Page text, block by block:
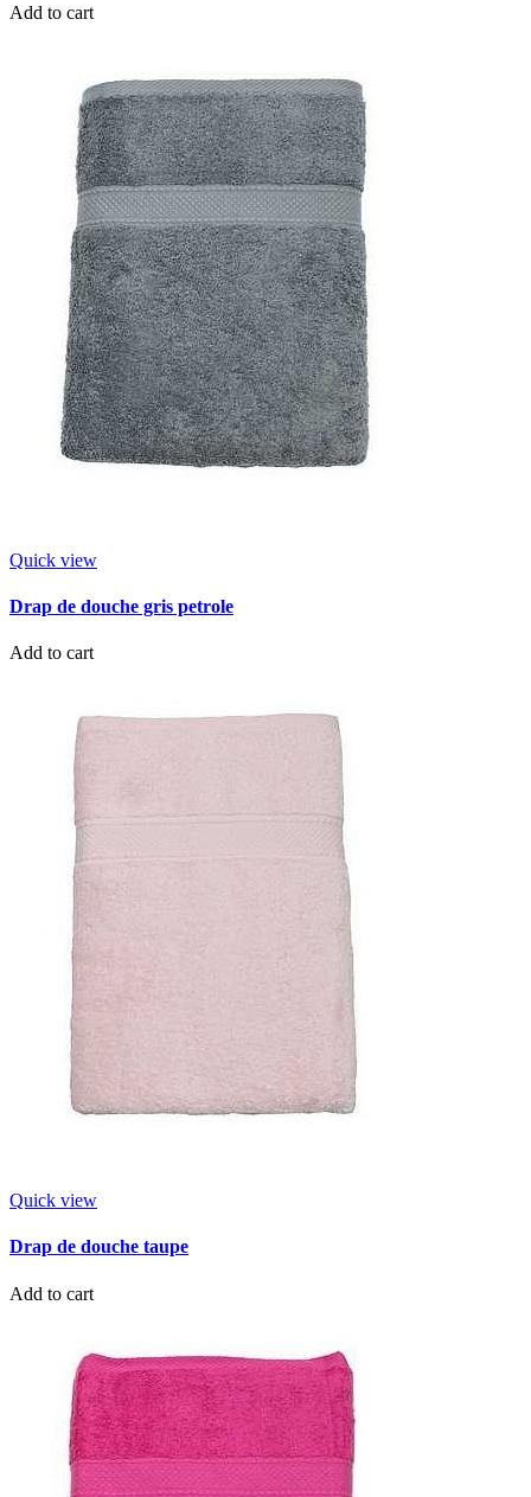
Add to cart
Quick view
Drap de douche gris petrole
Add to cart
Quick view
Drap de douche taupe
Add to cart